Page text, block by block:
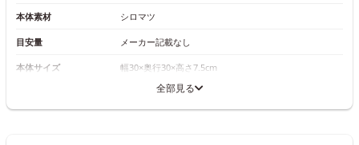
本体素材 シロマツ
目安量 メーカー記載なし
本体サイズ 幅30×奥行30×高さ7.5cm
全部見る